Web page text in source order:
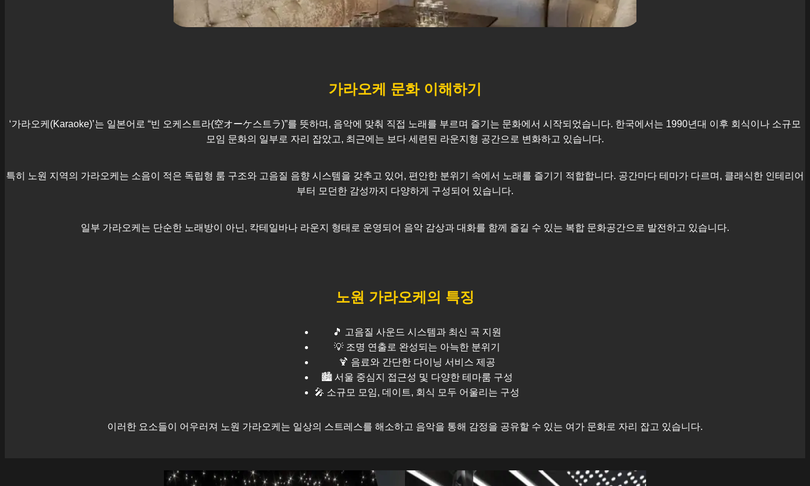
가라오케 문화 이해하기
‘가라오케(Karaoke)’는 일본어로 “빈 오케스트라(空オーケ스트ラ)”를 뜻하며, 음악에 맞춰 직접 노래를 부르며 즐기는 문화에서 시작되었습니다. 한국에서는 1990년대 이후 회식이나 소규모
모임 문화의 일부로 자리 잡았고, 최근에는 보다 세련된 라운지형 공간으로 변화하고 있습니다.
특히 노원 지역의 가라오케는 소음이 적은 독립형 룸 구조와 고음질 음향 시스템을 갖추고 있어, 편안한 분위기 속에서 노래를 즐기기 적합합니다. 공간마다 테마가 다르며, 클래식한 인테리어
부터 모던한 감성까지 다양하게 구성되어 있습니다.
일부 가라오케는 단순한 노래방이 아닌, 칵테일바나 라운지 형태로 운영되어 음악 감상과 대화를 함께 즐길 수 있는 복합 문화공간으로 발전하고 있습니다.
노원 가라오케의 특징
🎵 고음질 사운드 시스템과 최신 곡 지원
💡 조명 연출로 완성되는 아늑한 분위기
🍹 음료와 간단한 다이닝 서비스 제공
🏙️ 서울 중심지 접근성 및 다양한 테마룸 구성
🎤 소규모 모임, 데이트, 회식 모두 어울리는 구성
이러한 요소들이 어우러져 노원 가라오케는 일상의 스트레스를 해소하고 음악을 통해 감정을 공유할 수 있는 여가 문화로 자리 잡고 있습니다.